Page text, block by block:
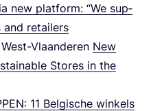
new plat­form: “We sup­
and retailers
Vla­an­de­ren New
Stores in the
: 11 Bel­gi­sche win­kels